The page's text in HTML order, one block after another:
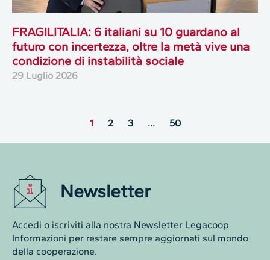
FRAGILITALIA: 6 italiani su 10 guardano al
futuro con incertezza, oltre la metà vive una
condizione di instabilità sociale
29 Luglio 2026
1 2 3 … 50
Newsletter
Accedi o iscriviti alla nostra Newsletter Legacoop
Informazioni per restare sempre aggiornati sul mondo
della cooperazione.